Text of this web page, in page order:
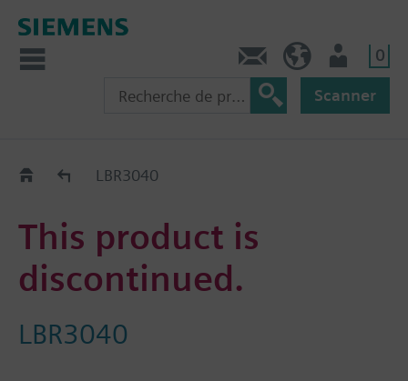
0
Scanner
Old2NewLBR3040
This product is
discontinued.
LBR3040